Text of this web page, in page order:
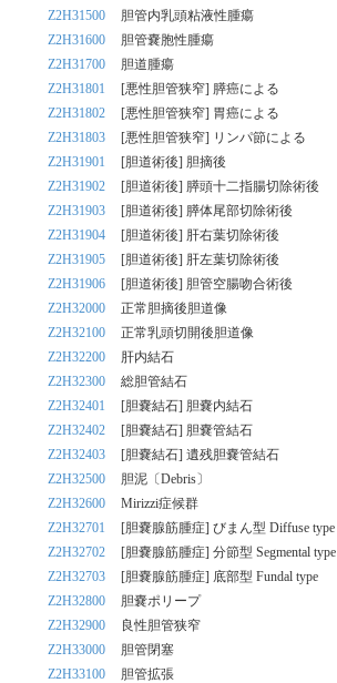
Z2H31500
胆管内乳頭粘液性腫瘍
Z2H31600
胆管嚢胞性腫瘍
Z2H31700
胆道腫瘍
Z2H31801
[悪性胆管狭窄] 膵癌による
Z2H31802
[悪性胆管狭窄] 胃癌による
Z2H31803
[悪性胆管狭窄] リンパ節による
Z2H31901
[胆道術後] 胆摘後
Z2H31902
[胆道術後] 膵頭十二指腸切除術後
Z2H31903
[胆道術後] 膵体尾部切除術後
Z2H31904
[胆道術後] 肝右葉切除術後
Z2H31905
[胆道術後] 肝左葉切除術後
Z2H31906
[胆道術後] 胆管空腸吻合術後
Z2H32000
正常胆摘後胆道像
Z2H32100
正常乳頭切開後胆道像
Z2H32200
肝内結石
Z2H32300
総胆管結石
Z2H32401
[胆嚢結石] 胆嚢内結石
Z2H32402
[胆嚢結石] 胆嚢管結石
Z2H32403
[胆嚢結石] 遺残胆嚢管結石
Z2H32500
胆泥〔Debris〕
Z2H32600
Mirizzi症候群
Z2H32701
[胆嚢腺筋腫症] びまん型 Diffuse type
Z2H32702
[胆嚢腺筋腫症] 分節型 Segmental type
Z2H32703
[胆嚢腺筋腫症] 底部型 Fundal type
Z2H32800
胆嚢ポリープ
Z2H32900
良性胆管狭窄
Z2H33000
胆管閉塞
Z2H33100
胆管拡張